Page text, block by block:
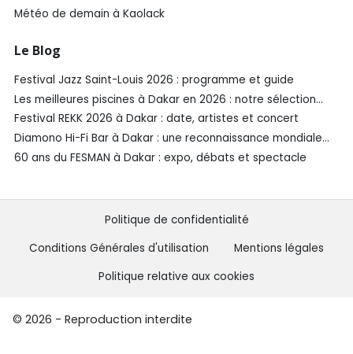
Météo de demain à Kaolack
Le Blog
Festival Jazz Saint-Louis 2026 : programme et guide
Les meilleures piscines à Dakar en 2026 : notre sélection
SénéGuide
Festival REKK 2026 à Dakar : date, artistes et concert
Diamono Hi-Fi Bar à Dakar : une reconnaissance mondiale
aux Spirited Awards®️ 2026
60 ans du FESMAN à Dakar : expo, débats et spectacle
Politique de confidentialité
Conditions Générales d'utilisation
Mentions légales
Politique relative aux cookies
© 2026 - Reproduction interdite